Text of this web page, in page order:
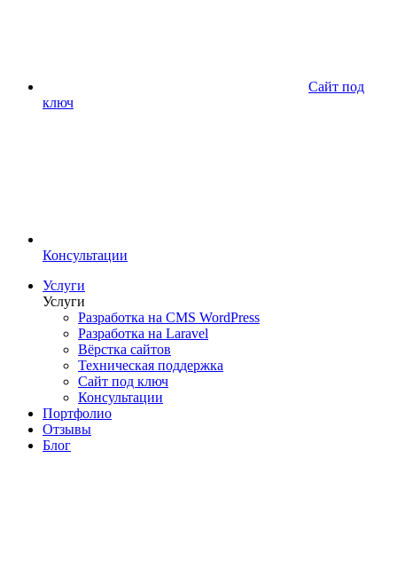
Сайт под
ключ
Консультации
Услуги
Услуги
Разработка на CMS WordPress
Разработка на Laravel
Вёрстка сайтов
Техническая поддержка
Сайт под ключ
Консультации
Портфолио
Отзывы
Блог